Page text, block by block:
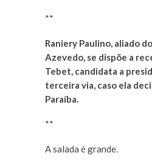
**
Raniery Paulino, aliado
Azevedo, se dispõe a
Tebet, candidata a
terceira via, caso ela
Paraíba.
**
A salada é grande.